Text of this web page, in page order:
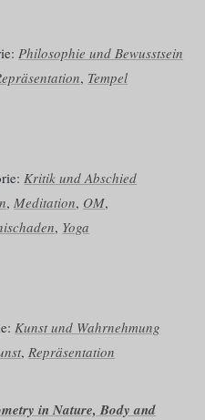
Philosophie und Bewusstsein
, Tempel
Kritik und Abschied
, Meditation, OM
, Yoga
Kunst und Wahrnehmung
, Repräsentation
in Nature, Body and